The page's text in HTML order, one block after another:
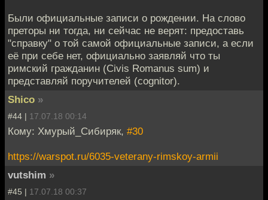
Были официальные записи о рождении. На слово
преторы ни тогда, ни сейчас не верят: предоставь
"справку" о той самой официальные записи, а если
её при себе нет, официально заявляй что ты
римский гражданин (Civis Romanus sum) и
представляй поручителей (cognitor).
Shico »
#44 | 17.07.18 00:14
Кому: Хмурый_Сибиряк, #30
https://warspot.ru/6035-veterany-rimskoy-armii
vutshim »
#45 | 17.07.18 00:37